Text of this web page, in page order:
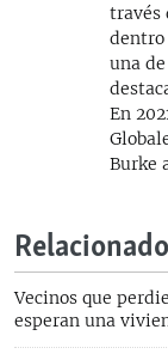
través
dentro
una
En
Burke
Vecinos que
esperan una